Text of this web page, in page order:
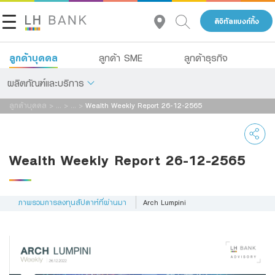
ดิจิทัลแบงก์กิ้ง
ลูกค้าบุคคล ลูกค้า SME ลูกค้าธุรกิจ
ผลิตภัณฑ์และบริการ
เกี่ยวกับเรา
ติดต่อเรา
กลุ่มธุรกิจทางการเงินแลนด์ แอนด์ เฮ้าส์
โทร 1327 TH EN
การลงทุน
ลูกค้าบุคคล > > > Wealth Weekly Report 26-12-2565
Wealth Weekly Report 26-12-2565
ภาพรวมการลงทุนสัปดาห์ที่ผ่านมา Arch Lumpini